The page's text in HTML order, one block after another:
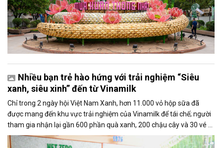
Nhiều bạn trẻ hào hứng với trải nghiệm “Siêu
xanh, siêu xinh” đến từ Vinamilk
Chỉ trong 2 ngày hội Việt Nam Xanh, hơn 11.000 vỏ hộp sữa đã
được mang đến khu vực trải nghiệm của Vinamilk để tái chế; người
tham gia nhận lại gần 600 phần quà xanh, 200 chậu cây và 30 vé đi
tham quan trang trại được Vinamilk trao tặng.